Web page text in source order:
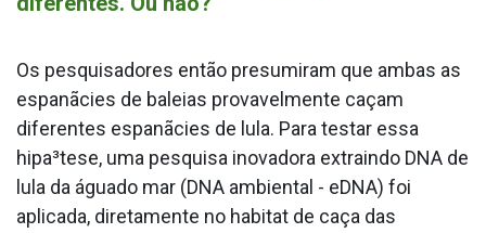
Os pesquisadores então presumiram que ambas as
espanãcies de baleias provavelmente caçam
diferentes espanãcies de lula. Para testar essa
hipa³tese, uma pesquisa inovadora extraindo DNA de
lula da águado mar (DNA ambiental - eDNA) foi
aplicada, diretamente no habitat de caça das